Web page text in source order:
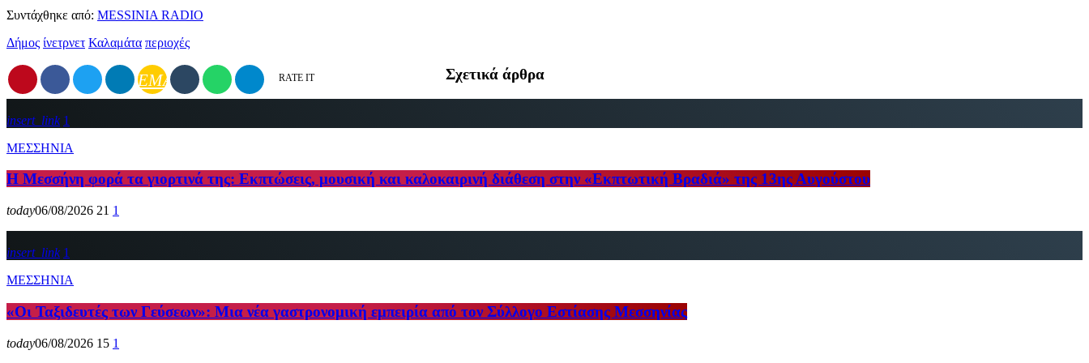
Συντάχθηκε από: MESSINIA RADIO
Δήμος ίνετρνετ Καλαμάτα περιοχές
EMAIL RATE IT Σχετικά άρθρα
insert_link 1
ΜΕΣΣΗΝΙΑ
Η Μεσσήνη φορά τα γιορτινά της: Εκπτώσεις, μουσική και καλοκαιρινή διάθεση στην «Εκπτωτική Βραδιά» της 13ης Αυγούστου
today06/08/2026 21 1
insert_link 1
ΜΕΣΣΗΝΙΑ
«Οι Ταξιδευτές των Γεύσεων»: Μια νέα γαστρονομική εμπειρία από τον Σύλλογο Εστίασης Μεσσηνίας
today06/08/2026 15 1